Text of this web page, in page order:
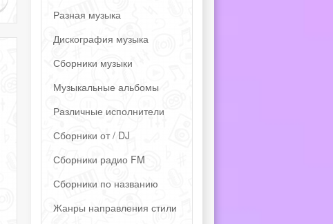
Разная музыка
Дискография музыка
Сборники музыки
Музыкальные альбомы
Различные исполнители
Сборники от / DJ
Сборники радио FM
Сборники по названию
Жанры направления стили